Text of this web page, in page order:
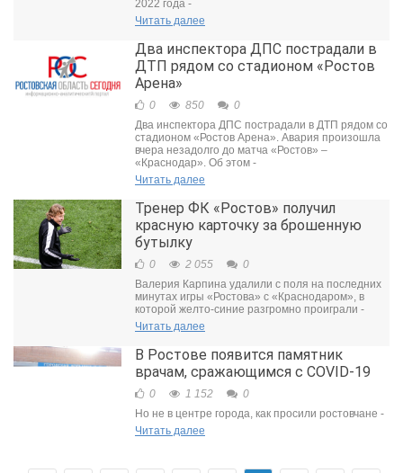
2022 года -
Читать далее
Два инспектора ДПС пострадали в
ДТП рядом со стадионом «Ростов
Арена»
0 850
0
Два инспектора ДПС пострадали в ДТП рядом со
стадионом «Ростов Арена». Авария произошла
вчера незадолго до матча «Ростов» –
«Краснодар». Об этом -
Читать далее
Тренер ФК «Ростов» получил
красную карточку за брошенную
бутылку
0 2 055
0
Валерия Карпина удалили с поля на последних
минутах игры «Ростова» с «Краснодаром», в
которой желто-синие разгромно проиграли -
Читать далее
В Ростове появится памятник
врачам, сражающимся с COVID-19
0 1 152
0
Но не в центре города, как просили ростовчане -
Читать далее